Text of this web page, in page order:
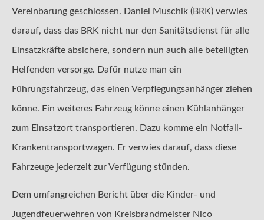
Vereinbarung geschlossen. Daniel Muschik (BRK) verwies
darauf, dass das BRK nicht nur den Sanitätsdienst für alle
Einsatzkräfte absichere, sondern nun auch alle beteiligten
Helfenden versorge. Dafür nutze man ein
Führungsfahrzeug, das einen Verpflegungsanhänger ziehen
könne. Ein weiteres Fahrzeug könne einen Kühlanhänger
zum Einsatzort transportieren. Dazu komme ein Notfall-
Krankentransportwagen. Er verwies darauf, dass diese
Fahrzeuge jederzeit zur Verfügung stünden.
Dem umfangreichen Bericht über die Kinder- und
Jugendfeuerwehren von Kreisbrandmeister Nico